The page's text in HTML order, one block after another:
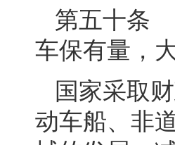
第五十条
车保有量，
国家采取
动车船、非